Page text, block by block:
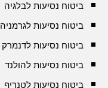
ביטוח נסיעות לבלגיה
ביטוח נסיעות לגרמניה
ביטוח נסיעות לדנמרק
ביטוח נסיעות להולנד
ביטוח נסיעות לטנריף